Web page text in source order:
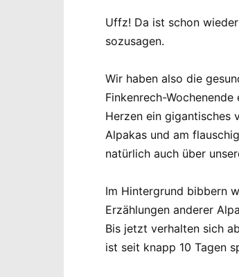
Uffz! Da ist schon
sozusagen.
Wir haben also die
Finkenrech-
Herzen ein gigantisches
Alpakas und am
natürlich auch über
Im Hintergrund bibbern
Erzählungen anderer
Bis jetzt verhalten sich
ist seit knapp 10 Tagen